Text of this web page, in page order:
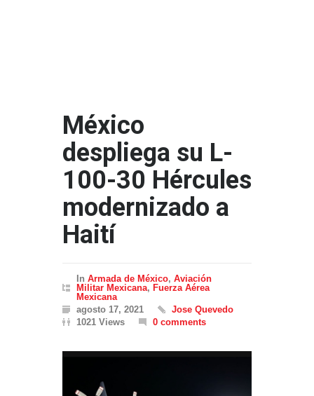
México
despliega su L-
100-30 Hércules
modernizado a
Haití
In Armada de México, Aviación
Militar Mexicana, Fuerza Aérea
Mexicana
agosto 17, 2021
Jose Quevedo
1021 Views
0 comments